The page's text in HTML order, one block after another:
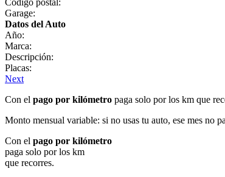
Garage:
Datos del Auto
Año:
Marca:
Descripción:
Placas:
Next
Con el pago por kilómetro paga solo por los km que
Monto mensual variable: si no usas tu auto, ese mes no
Con el pago por kilómetro
paga solo por los km
que recorres.